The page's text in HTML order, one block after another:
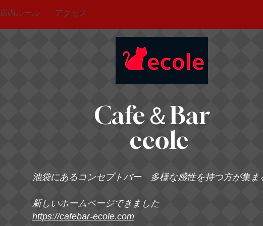
店内ルール アクセス
システム
Cafe＆Bar
ecole
池袋にあるコンセプトバー 多様な感性を持つ方が集ま
新しいホームページできました
https://cafebar-ecole.com